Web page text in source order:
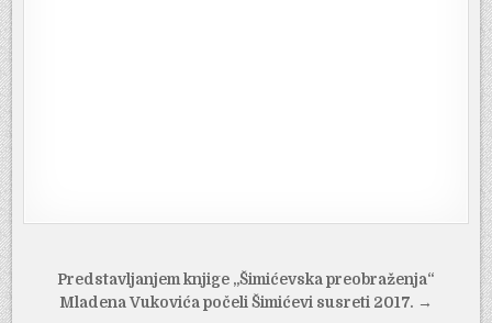
Navigacija
objava
Predstavljanjem knjige „Šimićevska preobraženja“
Mladena Vukovića počeli Šimićevi susreti 2017. →